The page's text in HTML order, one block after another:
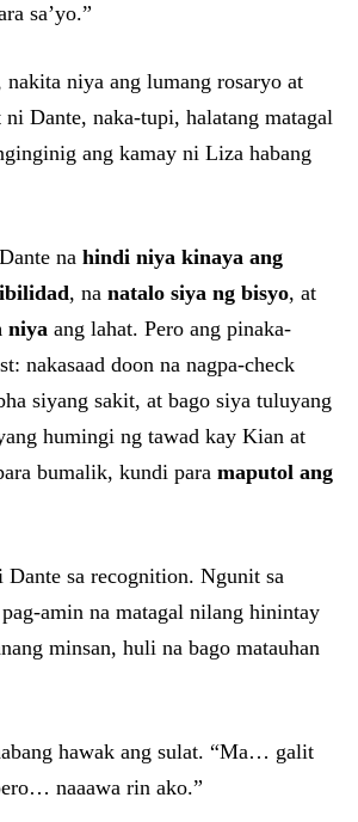
sa’yo.”
nakita niya ang lumang rosaryo at
Dante, naka-tupi, halatang matagal
ang kamay ni Liza habang
na hindi niya kinaya ang
, na natalo siya ng bisyo, at
niya ang lahat. Pero ang pinaka-
nakasaad doon na nagpa-check
siyang sakit, at bago siya tuluyang
humingi ng tawad kay Kian at
bumalik, kundi para maputol ang
sa recognition. Ngunit sa
amin na matagal nilang hinintay
minsan, huli na bago matauhan
hawak ang sulat. “Ma… galit
naaawa rin ako.”